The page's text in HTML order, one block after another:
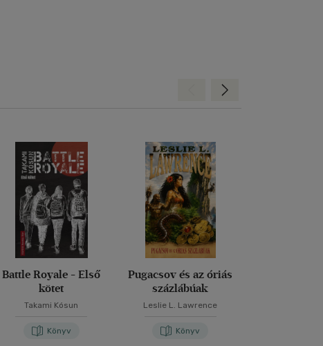
Battle Royale - Első
kötet
Takami Kósun
Könyv
Pugacsov és az óriás
százlábúak
Leslie L. Lawrence
Könyv
Előre